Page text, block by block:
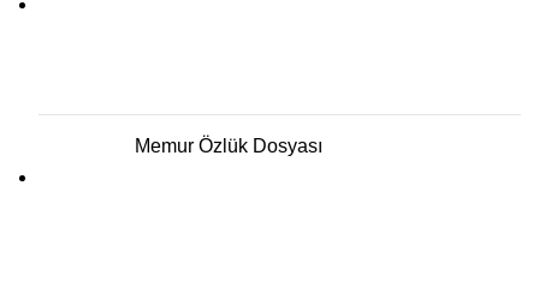
Memur Özlük Dosyası